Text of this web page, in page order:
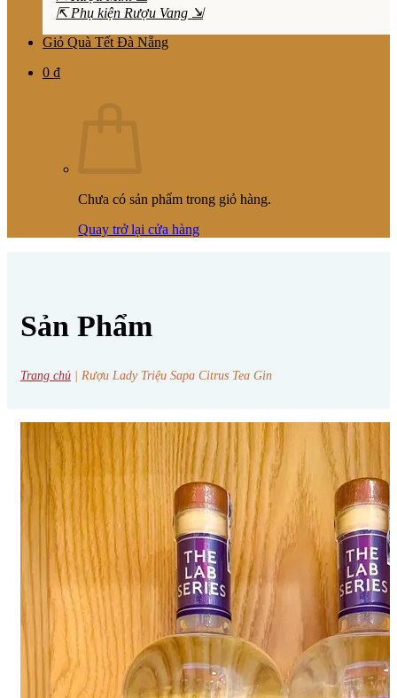
⇱ Phụ kiện Rượu Vang ⇲
Giỏ Quà Tết Đà Nẵng
0 ₫
Chưa có sản phẩm trong giỏ hàng.
Quay trở lại cửa hàng
Sản Phẩm
Trang chủ Rượu Lady Triệu Sapa Citrus Tea Gin